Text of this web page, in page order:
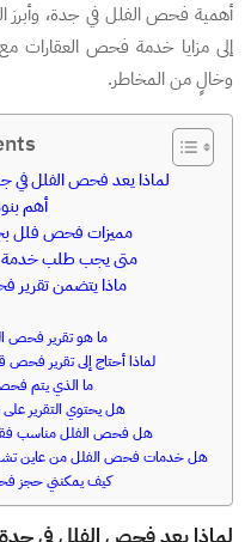
أهمية فحص الفلل في جدة، وأبرز
إلى مزايا خدمة فحص العقارات
وخالٍ من المخاطر.
لماذا يعد فحص الفلل في
أهم
مميزات فحص فلل
متى يجب طلب
ماذا يتضمن تقرير
ما هو تقرير فحص
لماذا أحتاج إلى تقرير فحص
ما الذي يتم
هل يحتوي التقرير
هل فحص الفلل مناسب
هل خدمات فحص الفلل من عاين
كيف يمكنني حجز